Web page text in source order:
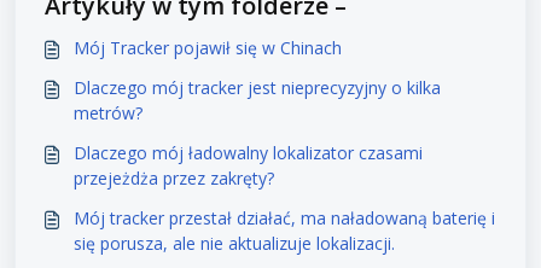
Mój Tracker pojawił się w Chinach
Dlaczego mój tracker jest nieprecyzyjny o kilka
metrów?
Dlaczego mój ładowalny lokalizator czasami
przejeżdża przez zakręty?
Mój tracker przestał działać, ma naładowaną baterię i
się porusza, ale nie aktualizuje lokalizacji.